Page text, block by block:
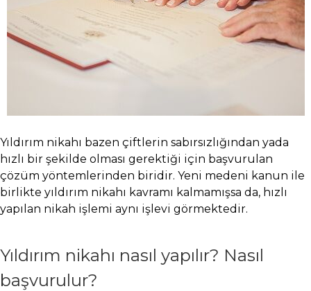
Yıldırım nikahı bazen çiftlerin sabırsızlığından yada
hızlı bir şekilde olması gerektiği için başvurulan
çözüm yöntemlerinden biridir. Yeni medeni kanun ile
birlikte yıldırım nikahı kavramı kalmamışsa da, hızlı
yapılan nikah işlemi aynı işlevi görmektedir.
Yıldırım nikahı nasıl yapılır? Nasıl
başvurulur?